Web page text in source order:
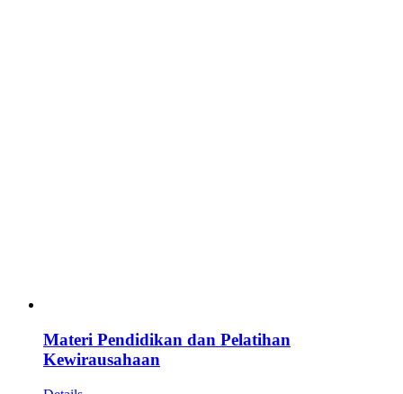
Materi Pendidikan dan Pelatihan
Kewirausahaan